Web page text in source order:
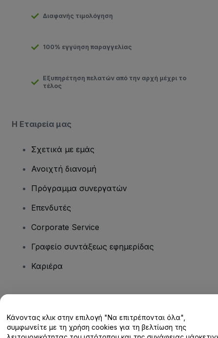
Διαφανής τιμολόγηση
100% εγγύηση παραγγελίας
Εξυπηρέτηση πελατών από την αρχή μέχρι το
τέλος
Η Εταιρεία μας
Σχετικά με εμάς
Ανοιχτή διανομή
Πρόγραμμα συνεργατών
Επενδυτές
Corporate Service
Γραφείο συντάξεως εφημερίδας
Καριέρα
Κέντρο βοήθειας / Επικοινωνήστε μαζί μας
Κάνοντας κλικ στην επιλογή "Να επιτρέπονται όλα",
συμφωνείτε με τη χρήση cookies για τη βελτίωση της